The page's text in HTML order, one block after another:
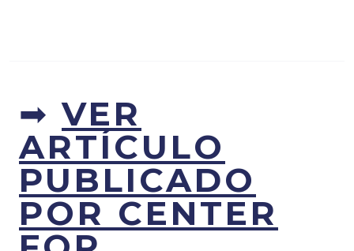
➡VER
ARTÍCULO
PUBLICADO
POR CENTER